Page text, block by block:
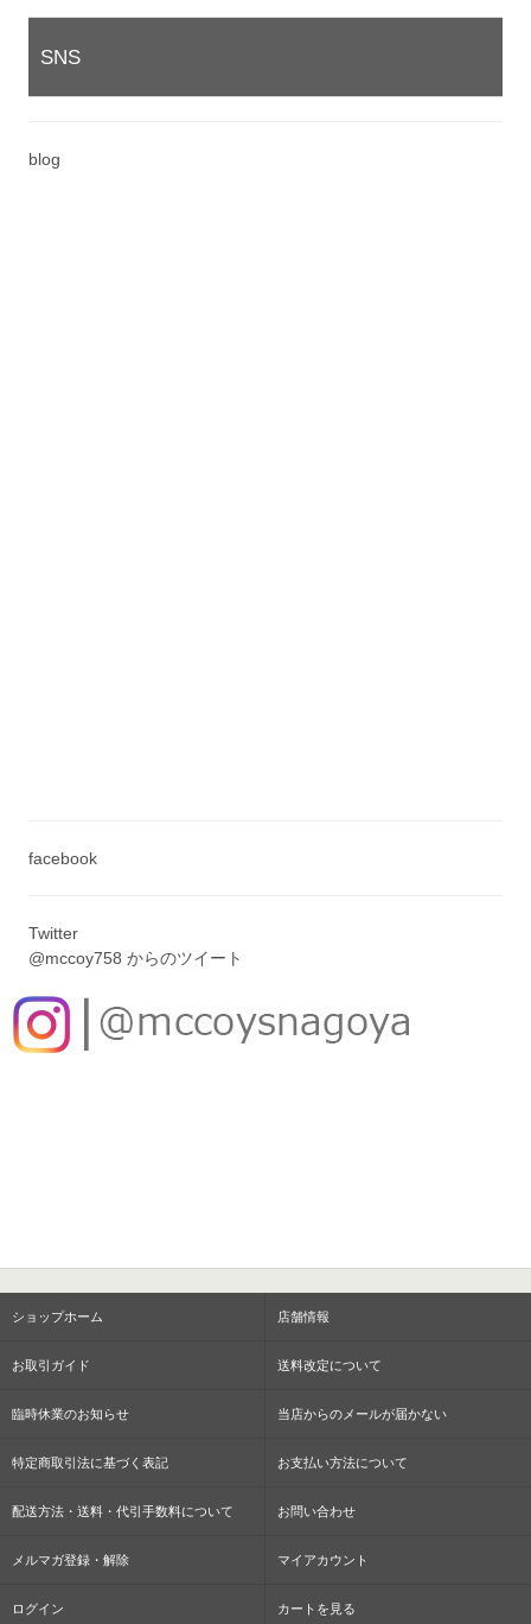
SNS
blog
facebook
Twitter
@mccoy758 からのツイート
ショップホーム 店舗情報
お取引ガイド 送料改定について
臨時休業のお知らせ 当店からのメールが届かない
特定商取引法に基づく表記 お支払い方法について
配送方法・送料・代引手数料について お問い合わせ
メルマガ登録・解除 マイアカウント
ログイン カートを見る